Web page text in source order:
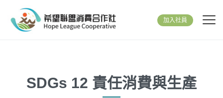
加入社員
SDGs 12 責任消費與生產